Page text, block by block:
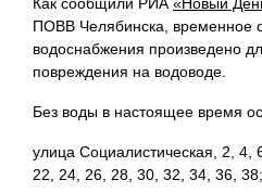
Как сообщили РИА«Новый
ПОВВ Челябинска, временное
водоснабжения произведено
повреждения на водоводе.
Без воды в настоящее время
улица Социалистическая, 2, 4,
22, 24, 26, 28, 30, 32, 34, 36, 38;